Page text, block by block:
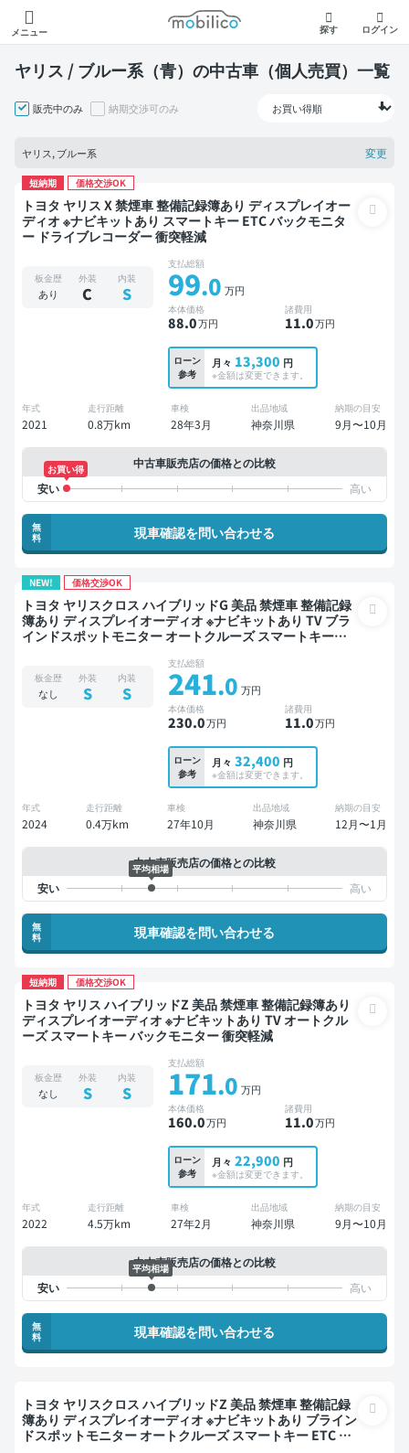
メニュー
モビリコ
探す ログイン
ヤリス / ブルー系（青）の中古車（個人売買）一覧
販売中のみ 納期交渉可のみ
ヤリス, ブルー系 変更
短納期 価格交渉OK
トヨタ ヤリス X 禁煙車 整備記録簿あり ディスプレイオー
ディオ ※ナビキットあり スマートキー ETC バックモニタ
ー ドライブレコーダー 衝突軽減
板金歴
あり
外装
C
内装
S
支払総額
99.0 万円
本体価格
88.0万円
諸費用
11.0万円
ローン
参考
月々 13,300 円
※金額は変更できます。
年式
2021
走行距離
0.8万km
車検
28年3月
出品地域
神奈川県
納期の目安
9月〜10月
中古車販売店の価格との比較
お買い得
無
料
現車確認を問い合わせる
NEW! 価格交渉OK
トヨタ ヤリスクロス ハイブリッドG 美品 禁煙車 整備記録
簿あり ディスプレイオーディオ ※ナビキットあり TV ブラ
インドスポットモニター オートクルーズ スマートキー
板金歴
なし
外装
S
内装
S
支払総額
241.0 万円
本体価格
230.0万円
諸費用
11.0万円
ローン
参考
月々 32,400 円
※金額は変更できます。
年式
2024
走行距離
0.4万km
車検
27年10月
出品地域
神奈川県
納期の目安
12月〜1月
中古車販売店の価格との比較
平均相場
無
料
現車確認を問い合わせる
短納期 価格交渉OK
トヨタ ヤリス ハイブリッドZ 美品 禁煙車 整備記録簿あり
ディスプレイオーディオ ※ナビキットあり TV オートクル
ーズ スマートキー バックモニター 衝突軽減
板金歴
なし
外装
S
内装
S
支払総額
171.0 万円
本体価格
160.0万円
諸費用
11.0万円
ローン
参考
月々 22,900 円
※金額は変更できます。
年式
2022
走行距離
4.5万km
車検
27年2月
出品地域
神奈川県
納期の目安
9月〜10月
中古車販売店の価格との比較
平均相場
無
料
現車確認を問い合わせる
トヨタ ヤリスクロス ハイブリッドZ 美品 禁煙車 整備記録
簿あり ディスプレイオーディオ ※ナビキットあり ブライン
ドスポットモニター オートクルーズ スマートキー ETC 電